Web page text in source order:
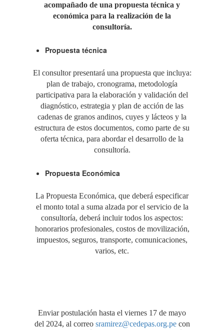
acompañado de una propuesta técnica y
económica para la realización de la
consultoría.
Propuesta técnica
El consultor presentará una propuesta que incluya:
plan de trabajo, cronograma, metodología
participativa para la elaboración y validación del
diagnóstico, estrategia y plan de acción de las
cadenas de granos andinos, cuyes y lácteos y la
estructura de estos documentos, como parte de su
oferta técnica, para abordar el desarrollo de la
consultoría.
Propuesta Económica
La Propuesta Económica, que deberá especificar
el monto total a suma alzada por el servicio de la
consultoría, deberá incluir todos los aspectos:
honorarios profesionales, costos de movilización,
impuestos, seguros, transporte, comunicaciones,
varios, etc.
Enviar postulación hasta el viernes 17 de mayo
del 2024, al correo sramirez@cedepas.org.pecon